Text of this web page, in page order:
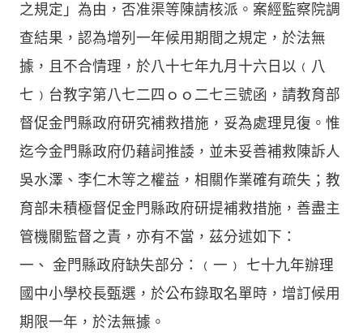
之規定」為由，否准渠等陳請核派。案經監察院調
查結果，認為增列一年候用期間之規定，於法無
據，且不合情理，於八十七年九月十六日以﹙八
七﹚台教字第八七二四ｏｏ二七三號函，請教育部
督促金門縣政府研究補救措施，妥為處理見復。惟
迄今金門縣政府仍藉詞推諉，並未妥善補救陳訴人
吳水澤、李仁木等之權益，相關作業確有疏失；教
育部未積極督促金門縣政府研提補救措施，善盡主
管機關監督之責，亦有不當，茲分述如下：
一、 金門縣政府缺失部分：﹙一﹚ 七十九年辦理
國中小學校長甄選，於公布錄取名單時，增訂候用
期限一年，於法無據。